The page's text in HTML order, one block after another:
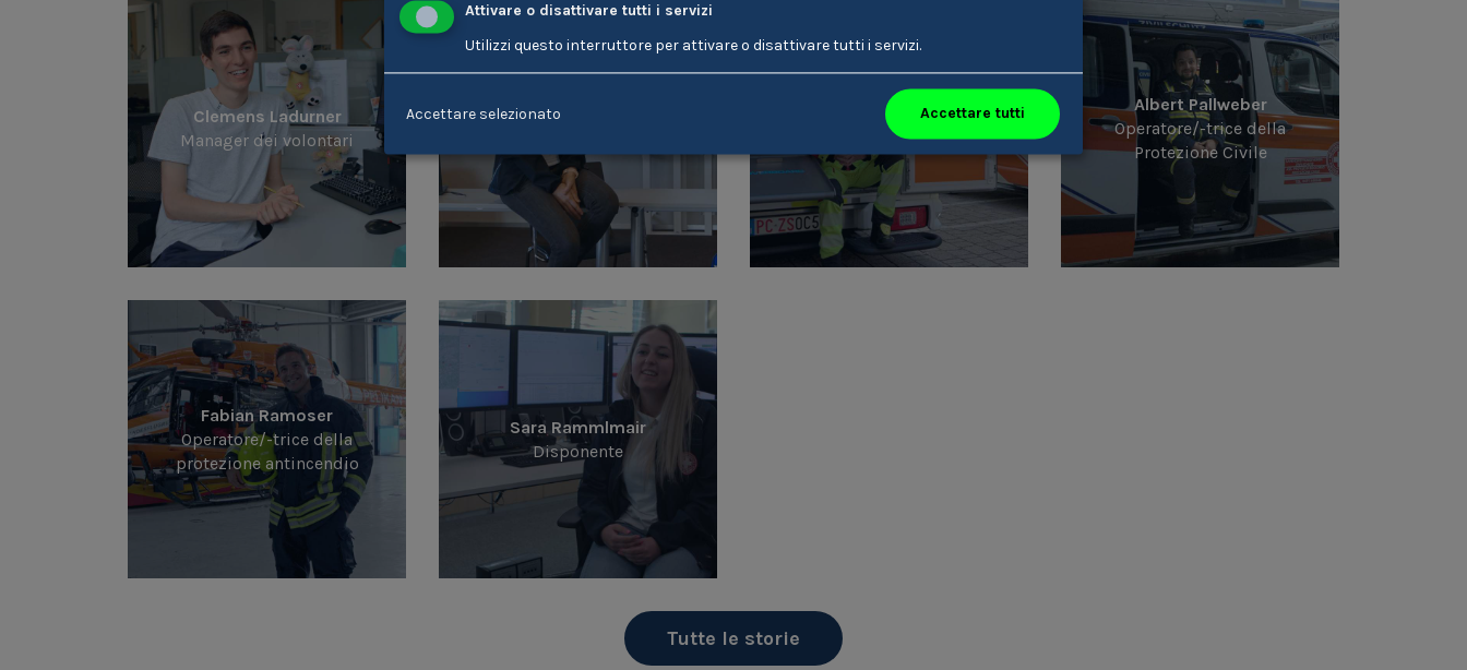
Clemens Ladurner
Manager dei volontari
Klaudia Spechtenhauser
Martin Ragginer
Paramedico
Albert Pallweber
Operatore/-trice della
Protezione Civile
Fabian Ramoser
Operatore/-trice della
protezione antincendio
Sara Rammlmair
Disponente
Tutte le storie
Attivare o disattivare tutti i servizi
Utilizzi questo interruttore per attivare o disattivare tutti i servizi.
Accettare selezionato Accettare tutti